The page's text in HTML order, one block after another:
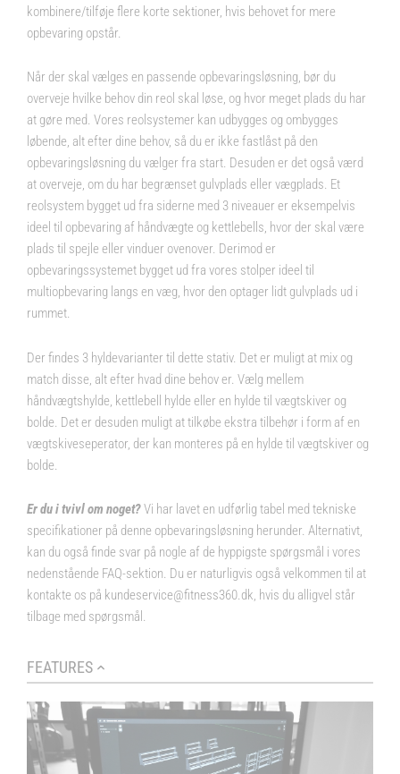
kombinere/tilføje flere korte sektioner, hvis behovet for mere
opbevaring opstår.
Når der skal vælges en passende opbevaringsløsning, bør du
overveje hvilke behov din reol skal løse, og hvor meget plads du har
at gøre med. Vores reolsystemer kan udbygges og ombygges
løbende, alt efter dine behov, så du er ikke fastlåst på den
opbevaringsløsning du vælger fra start. Desuden er det også værd
at overveje, om du har begrænset gulvplads eller vægplads. Et
reolsystem bygget ud fra siderne med 3 niveauer er eksempelvis
ideel til opbevaring af håndvægte og kettlebells, hvor der skal være
plads til spejle eller vinduer ovenover. Derimod er
opbevaringssystemet bygget ud fra vores stolper ideel til
multiopbevaring langs en væg, hvor den optager lidt gulvplads ud i
rummet.
Der findes 3 hyldevarianter til dette stativ. Det er muligt at mix og
match disse, alt efter hvad dine behov er. Vælg mellem
håndvægtshylde, kettlebell hylde eller en hylde til vægtskiver og
bolde. Det er desuden muligt at tilkøbe ekstra tilbehør i form af en
vægtskiveseperator, der kan monteres på en hylde til vægtskiver og
bolde.
Er du i tvivl om noget?Vi har lavet en udførlig tabel med tekniske
specifikationer på denne opbevaringsløsning herunder. Alternativt,
kan du også finde svar på nogle af de hyppigste spørgsmål i vores
nedenstående FAQ-sektion. Du er naturligvis også velkommen til at
kontakte os på kundeservice@fitness360.dk, hvis du alligvel står
tilbage med spørgsmål.
FEATURES